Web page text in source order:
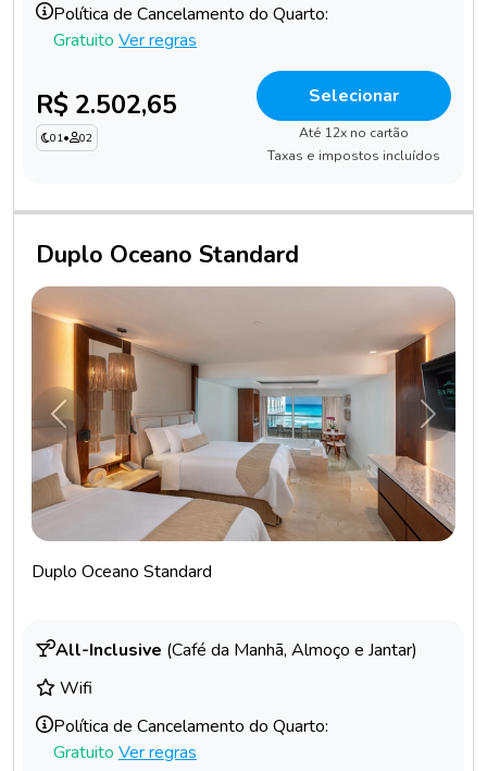
Política de Cancelamento do Quarto:
Gratuito Ver regras
R$ 2.502,65
01• 02
Selecionar
Até 12x no cartão
Taxas e impostos incluídos
Duplo Oceano Standard
Anterior
Duplo Oceano Standard
All-Inclusive (Café da Manhã, Almoço e Jantar)
Wifi
Política de Cancelamento do Quarto:
Gratuito Ver regras